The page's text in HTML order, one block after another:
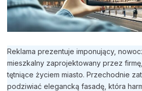
Reklama prezentuje imponujący,
mieszkalny zaprojektowany przez
tętniące życiem miasto. Przechodnie
podziwiać elegancką fasadę, która